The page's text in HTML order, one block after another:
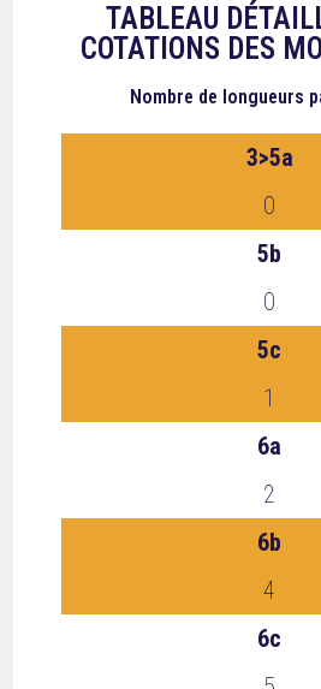
TABLEAU
COTATIONS DES
Nombre de longueurs
3>5a
0
5b
0
5c
1
6a
2
6b
4
6c